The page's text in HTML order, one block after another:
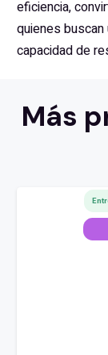
eficiencia,
quienes
capacidad de
Más